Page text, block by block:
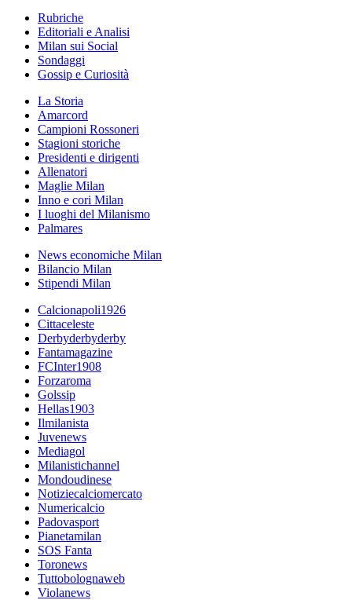
Rubriche
Editoriali e Analisi
Milan sui Social
Sondaggi
Gossip e Curiosità
La Storia
Amarcord
Campioni Rossoneri
Stagioni storiche
Presidenti e dirigenti
Allenatori
Maglie Milan
Inno e cori Milan
I luoghi del Milanismo
Palmares
News economiche Milan
Bilancio Milan
Stipendi Milan
Calcionapoli1926
Cittaceleste
Derbyderbyderby
Fantamagazine
FCInter1908
Forzaroma
Golssip
Hellas1903
Ilmilanista
Juvenews
Mediagol
Milanistichannel
Mondoudinese
Notiziecalciomercato
Numericalcio
Padovasport
Pianetamilan
SOS Fanta
Toronews
Tuttobolognaweb
Violanews